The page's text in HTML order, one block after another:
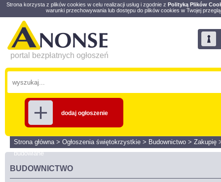
Strona korzysta z plików cookies w celu realizacji usług i zgodnie z Polityką Plików
warunki przechowywania lub dostępu do plików cookies w Twojej
portal bezpłatnych ogłoszeń
dodaj ogłoszenie
Strona główna> Ogłoszenia świętokrzystkie > Budownictwo > Zakupię
budowlane
BUDOWNICTWO